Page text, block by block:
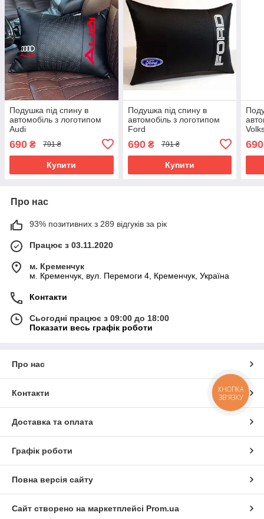
Подушка під спину в
автомобіль з логотипом
Audi
690 ₴ 791 ₴
Купити
Подушка під спину в
автомобіль з логотипом
Ford
690₴ 791 ₴
Купити
690
Про нас
93% позитивних з 289 відгуків за рік
Працює з 03.11.2020
м. Кременчук
м. Кременчук, вул. Перемоги 4, Кременчук, Україна
Контакти
Сьогодні працює з 09:00 до 18:00
Показати весь графік роботи
Про нас
Контакти
Доставка та оплата
Графік роботи
Повна версія сайту
Сайт створено на маркетплейсі Prom.ua
КНОПКА
ЗВ'ЯЗКУ